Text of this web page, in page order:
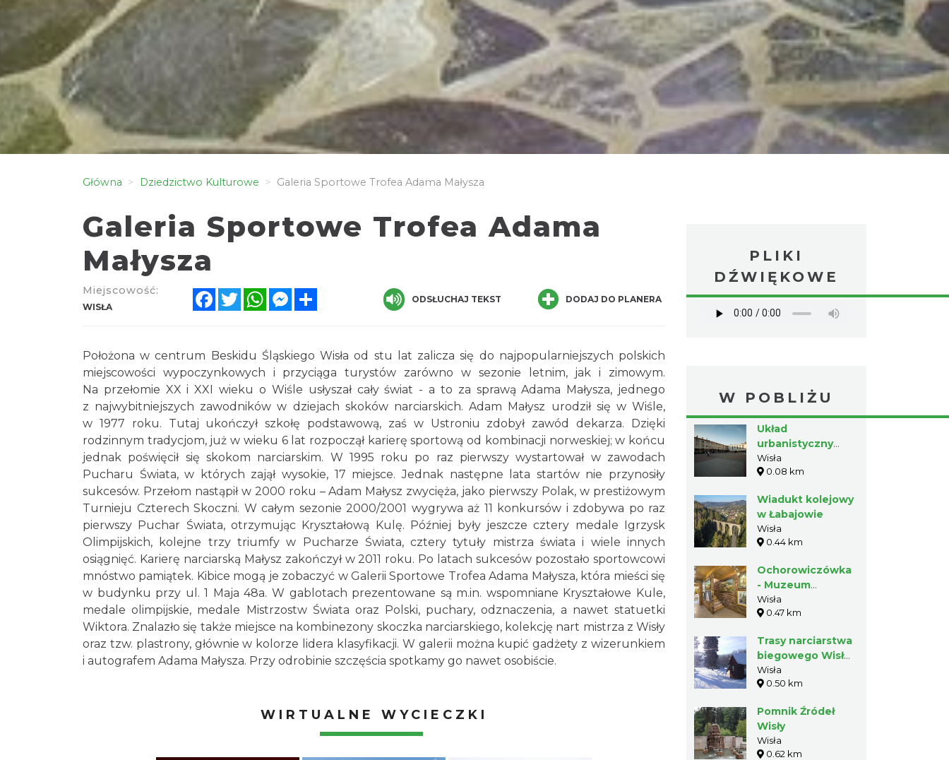
Główna Dziedzictwo Kulturowe Galeria Sportowe Trofea Adama Małysza
Galeria Sportowe Trofea Adama
Małysza
Miejscowość:
WISŁA
FacebookTwitterWhatsAppMessenger ODSŁUCHAJ TEKST DODAJ DO PLANERA
Położona w centrum Beskidu Śląskiego Wisła od stu lat zalicza się do najpopularniejszych polskich
miejscowości wypoczynkowych i przyciąga turystów zarówno w sezonie letnim, jak i zimowym.
Na przełomie XX i XXI wieku o Wiśle usłyszał cały świat - a to za sprawą Adama Małysza, jednego
z najwybitniejszych zawodników w dziejach skoków narciarskich. Adam Małysz urodził się w Wiśle,
w 1977 roku. Tutaj ukończył szkołę podstawową, zaś w Ustroniu zdobył zawód dekarza. Dzięki
rodzinnym tradycjom, już w wieku 6 lat rozpoczął karierę sportową od kombinacji norweskiej; w końcu
jednak poświęcił się skokom narciarskim. W 1995 roku po raz pierwszy wystartował w zawodach
Pucharu Świata, w których zajął wysokie, 17 miejsce. Jednak następne lata startów nie przynosiły
sukcesów. Przełom nastąpił w 2000 roku – Adam Małysz zwycięża, jako pierwszy Polak, w prestiżowym
Turnieju Czterech Skoczni. W całym sezonie 2000/2001 wygrywa aż 11 konkursów i zdobywa po raz
pierwszy Puchar Świata, otrzymując Kryształową Kulę. Później były jeszcze cztery medale Igrzysk
Olimpijskich, kolejne trzy triumfy w Pucharze Świata, cztery tytuły mistrza świata i wiele innych
osiągnięć. Karierę narciarską Małysz zakończył w 2011 roku. Po latach sukcesów pozostało sportowcowi
mnóstwo pamiątek. Kibice mogą je zobaczyć w Galerii Sportowe Trofea Adama Małysza, która mieści się
w budynku przy ul. 1 Maja 48a. W gablotach prezentowane są m.in. wspomniane Kryształowe Kule,
medale olimpijskie, medale Mistrzostw Świata oraz Polski, puchary, odznaczenia, a nawet statuetki
Wiktora. Znalazło się także miejsce na kombinezony skoczka narciarskiego, kolekcję nart mistrza z Wisły
oraz tzw. plastrony, głównie w kolorze lidera klasyfikacji. W galerii można kupić gadżety z wizerunkiem
i autografem Adama Małysza. Przy odrobinie szczęścia spotkamy go nawet osobiście.
WIRTUALNE WYCIECZKI
PLIKI
DŹWIĘKOWE
W POBLIŻU
Układ
urbanistyczny
Wisły
Wisła
0.08 km
Wiadukt kolejowy
w Łabajowie
Wisła
0.44 km
Ochorowiczówka
- Muzeum
Magicznego
Realizmu w Wiśle
Wisła
0.47 km
Trasy narciarstwa
biegowego Wisła
Jonidło
Wisła
0.50 km
Pomnik Źródeł
Wisły
Wisła
0.62 km